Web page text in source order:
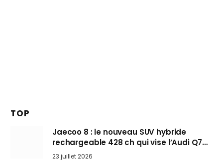
TOP
Jaecoo 8 : le nouveau SUV hybride
rechargeable 428 ch qui vise l’Audi Q7
arrive en Europe cet automne
23 juillet 2026